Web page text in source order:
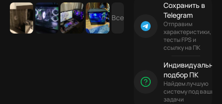
Все
Сохранить в
Telegram
Отправим
характеристики,
тесты FPS и
ссылку на ПК
Индивидуальный
подбор ПК
Найдем лучшую
систему под ваши
задачи